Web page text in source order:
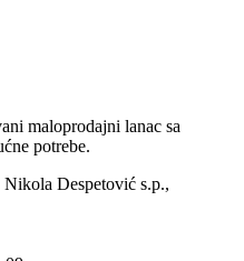
maloprodajni lanac sa
potrebe.
Despetović s.p.,